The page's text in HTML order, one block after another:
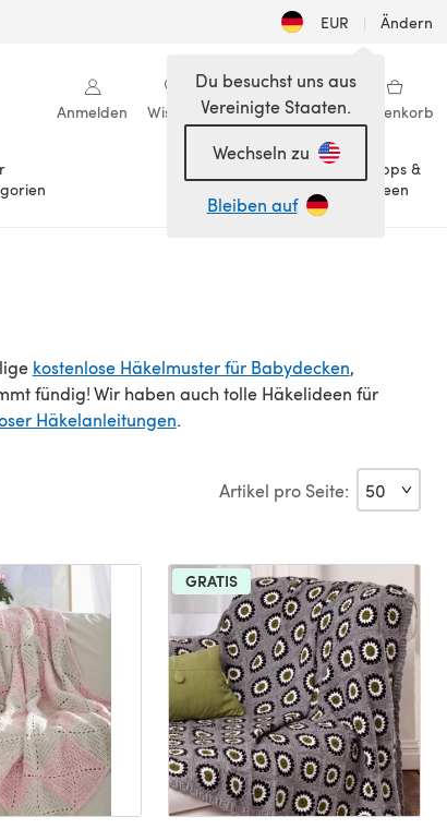
EUR | Ändern
Anmelden Wishlist Meine Bibliothek Warenkorb
Anlässe
Tipps &
Ideen
Du besuchst uns aus
Vereinigte Staaten.
Wechseln zu
Bleiben auf
kostenlose Häkelmuster für Babydecken,
fündig! Wir haben auch tolle Häkelideen für
Häkelanleitungen.
Artikel pro Seite:
GRATIS